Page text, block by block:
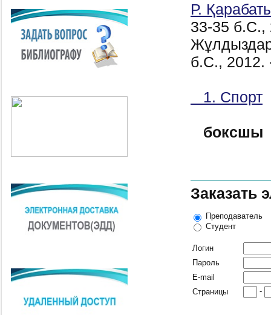
Р.
33-35
б.C.,
1. Спорт
боксшы
Заказать
Преподаватель
Студент
Логин
Пароль
E-mail
Страницы
-